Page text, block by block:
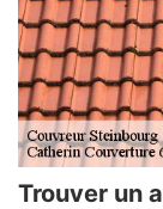
Trouver un